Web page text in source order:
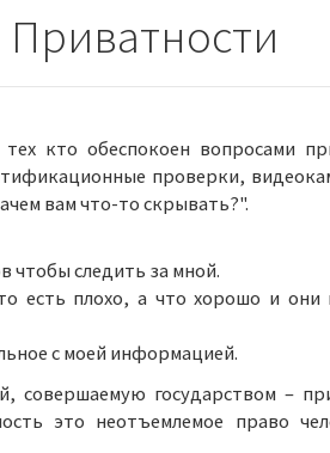
кто обеспокоен вопросами
проверки,
вам что-то скрывать?".
чтобы следить за мной.
есть плохо, а что хорошо и
с моей информацией.
совершаемую государством –
это неотъемлемое право